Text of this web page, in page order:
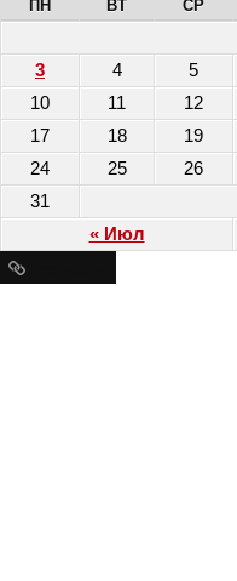
ПН ВТ СР
« Июл
3
4 5
10
11 12
17
18 19
24
25 26
31